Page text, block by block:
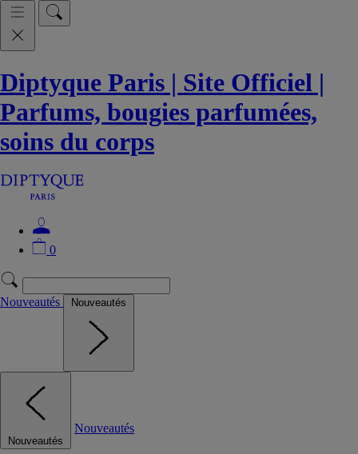
Diptyque Paris | Site Officiel |
Parfums, bougies parfumées,
soins du corps
0
Nouveautés Nouveautés
Nouveautés
Nouveautés